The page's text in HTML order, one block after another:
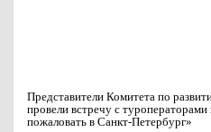
Представители Комитета по
провели встречу с
пожаловать в Санкт-Петербург»